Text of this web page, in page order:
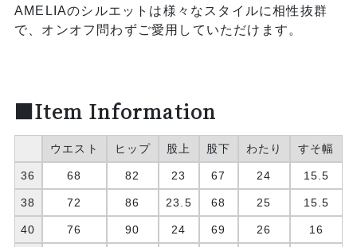
AMELIAのシルエットは様々なスタイルに相性抜群
で、オンオフ問わずご愛用していただけます。
■Item Information
ウエスト ヒップ 股上 股下 わたり すそ幅
36 68 82 23 67 24 15.5
38 72 86 23.5 68 25 15.5
40 76 90 24 69 26 16